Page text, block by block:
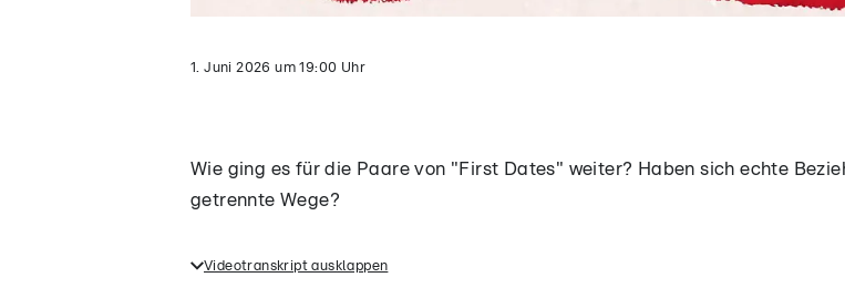
1. Juni 2026 um 19:00 Uhr
Wie ging es für die Paare von "First Dates" weiter? Haben sich echte
getrennte Wege?
Wie ging es für die Paare von "First Dates" weiter? Haben sich echte
Videotranskript ausklappen